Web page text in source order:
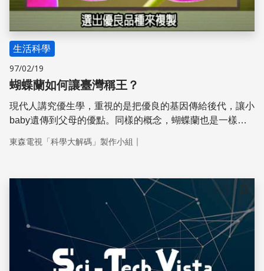
生活科學
97/02/19
蝴蝶蘭如何讓臺灣稱王？
現代人講究優生學，重視的是把優良的基因傳給後代，讓小
baby遺傳到父母的優點。同樣的概念，蝴蝶蘭也是一樣。
育出花色和香味都與眾不同的新品種。而這樣優生學的概念
東森電視「科學大解碼」製作小組 ｜
儲存